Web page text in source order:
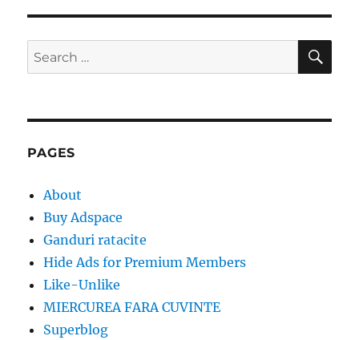
Search
for:
PAGES
About
Buy Adspace
Ganduri ratacite
Hide Ads for Premium Members
Like-Unlike
MIERCUREA FARA CUVINTE
Superblog